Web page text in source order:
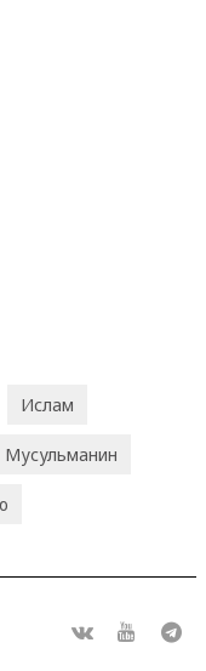
Ислам
Мусульманин